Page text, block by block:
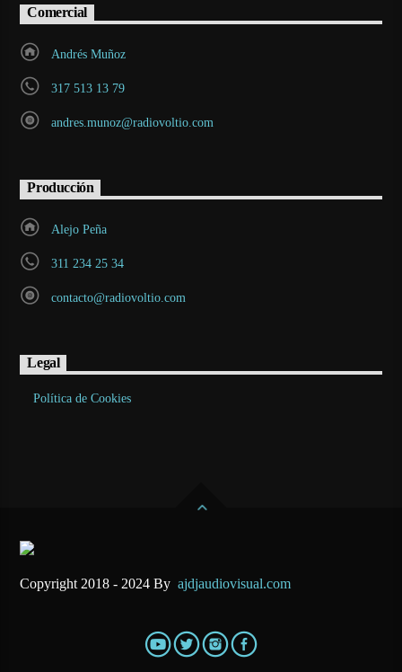
Comercial
Andrés Muñoz
317 513 13 79
andres.munoz@radiovoltio.com
Producción
Alejo Peña
311 234 25 34
contacto@radiovoltio.com
Legal
Política de Cookies
Copyright 2018 - 2024 Byajdjaudiovisual.com